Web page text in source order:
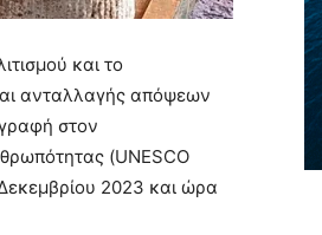
και το
ανταλλαγής απόψεων
στον
(UNESCO
2023 και ώρα